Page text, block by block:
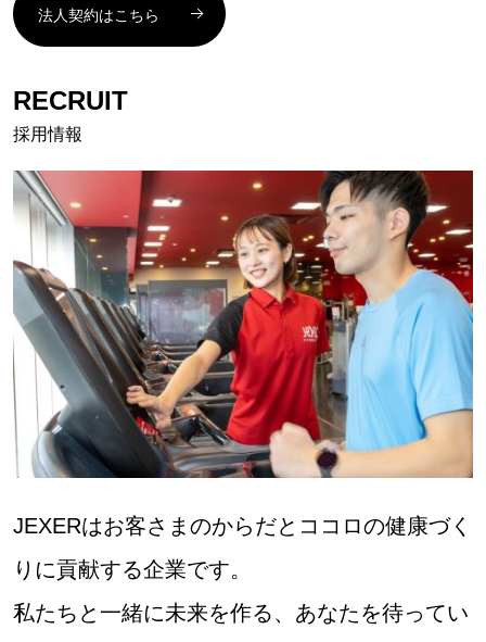
法人契約はこちら
RECRUIT
採用情報
JEXERはお客さまのからだとココロの健康づく
りに貢献する企業です。
私たちと一緒に未来を作る、あなたを待ってい